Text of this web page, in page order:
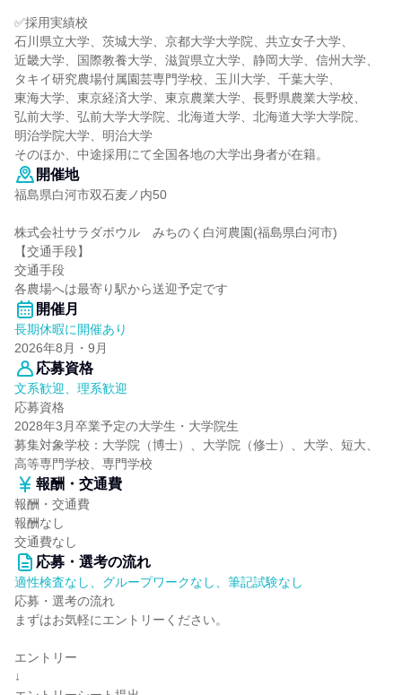
✅採用実績校
石川県立大学、茨城大学、京都大学大学院、共立女子大学、
近畿大学、国際教養大学、滋賀県立大学、静岡大学、信州大学、
タキイ研究農場付属園芸専門学校、玉川大学、千葉大学、
東海大学、東京経済大学、東京農業大学、長野県農業大学校、
弘前大学、弘前大学大学院、北海道大学、北海道大学大学院、
明治学院大学、明治大学
そのほか、中途採用にて全国各地の大学出身者が在籍。
開催地
福島県白河市双石麦ノ内50
株式会社サラダボウル みちのく白河農園(福島県白河市)
【交通手段】
交通手段
各農場へは最寄り駅から送迎予定です
開催月
長期休暇に開催あり
2026年8月・9月
応募資格
文系歓迎、理系歓迎
応募資格
2028年3月卒業予定の大学生・大学院生
募集対象学校：大学院（博士）、大学院（修士）、大学、短大、
高等専門学校、専門学校
報酬・交通費
報酬・交通費
報酬なし
交通費なし
応募・選考の流れ
適性検査なし、グループワークなし、筆記試験なし
応募・選考の流れ
まずはお気軽にエントリーください。
エントリー
↓